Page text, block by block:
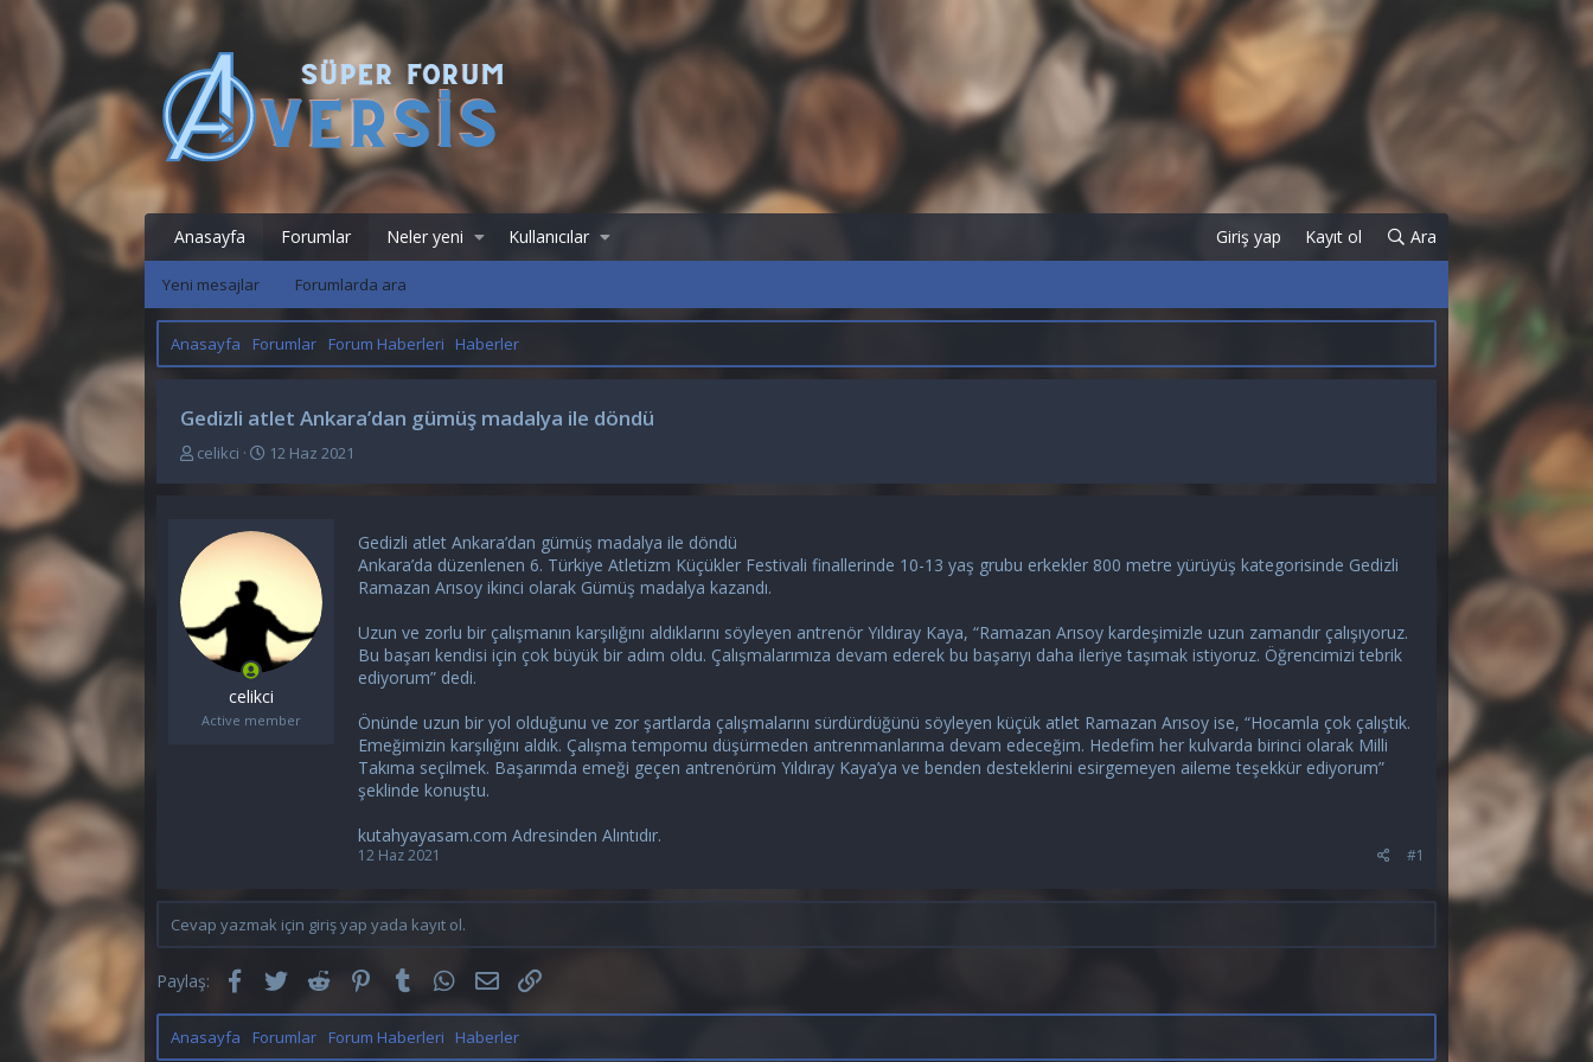
Anasayfa Forumlar Neler yeni Kullanıcılar Giriş yap Kayıt ol Ara
Yeni mesajlar Forumlarda ara
Anasayfa Forumlar Forum Haberleri Haberler
Gedizli atlet Ankara’dan gümüş madalya ile döndü
K
u
ş
l
n
celikci
B
a
ç
a
i
h
12 Haz 2021
celikci
Active member
Gedizli atlet Ankara’dan gümüş madalya ile döndü
Ankara’da düzenlenen 6. Türkiye Atletizm Küçükler Festivali finallerinde 10-13 yaş grubu erkekler 800 metre yürüyüş kategorisinde Gedizli
Ramazan Arısoy ikinci olarak Gümüş madalya kazandı.
Uzun ve zorlu bir çalışmanın karşılığını aldıklarını söyleyen antrenör Yıldıray Kaya, “Ramazan Arısoy kardeşimizle uzun zamandır çalışıyoruz.
Bu başarı kendisi için çok büyük bir adım oldu. Çalışmalarımıza devam ederek bu başarıyı daha ileriye taşımak istiyoruz. Öğrencimizi tebrik
ediyorum” dedi.
Önünde uzun bir yol olduğunu ve zor şartlarda çalışmalarını sürdürdüğünü söyleyen küçük atlet Ramazan Arısoy ise, “Hocamla çok çalıştık.
Emeğimizin karşılığını aldık. Çalışma tempomu düşürmeden antrenmanlarıma devam edeceğim. Hedefim her kulvarda birinci olarak Milli
Takıma seçilmek. Başarımda emeği geçen antrenörüm Yıldıray Kaya’ya ve benden desteklerini esirgemeyen aileme teşekkür ediyorum”
şeklinde konuştu.
kutahyayasam.com Adresinden Alıntıdır.
12 Haz 2021 #1
Cevap yazmak için giriş yap yada kayıt ol.
Paylaş: Facebook
TwitterReddit PinterestTumblr WhatsApp
E-postaLink
Anasayfa Forumlar Forum Haberleri Haberler